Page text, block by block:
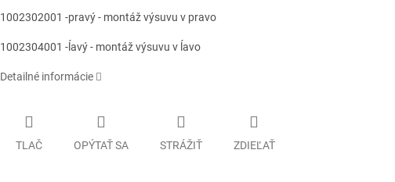
1002302001 -pravý - montáž výsuvu v pravo
1002304001 -ĺavý - montáž výsuvu v ĺavo
Detailné informácie
TLAČ OPÝTAŤ SA STRÁŽIŤ ZDIEĽAŤ